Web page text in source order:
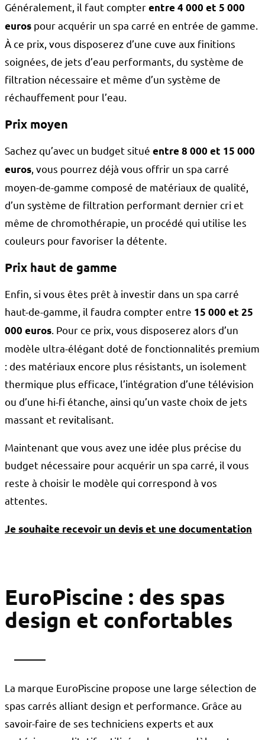
Généralement, il faut compterentre 4 000 et 5 000
euros pour acquérir un spa carré en entrée de gamme.
À ce prix, vous disposerez d’une cuve aux finitions
soignées, de jets d’eau performants, du système de
filtration nécessaire et même d’un système de
réchauffement pour l’eau.
Prix moyen
Sachez qu’avec un budget situé entre 8 000 et 15 000
euros, vous pourrez déjà vous offrir un spa carré
moyen-de-gamme composé de matériaux de qualité,
d’un système de filtration performant dernier cri et
même de chromothérapie, un procédé qui utilise les
couleurs pour favoriser la détente.
Prix haut de gamme
Enfin, si vous êtes prêt à investir dans un spa carré
haut-de-gamme, il faudra compter entre 15 000 et 25
000 euros. Pour ce prix, vous disposerez alors d’un
modèle ultra-élégant doté de fonctionnalités premium
: des matériaux encore plus résistants, un isolement
thermique plus efficace, l’intégration d’une télévision
ou d’une hi-fi étanche, ainsi qu’un vaste choix de jets
massant et revitalisant.
Maintenant que vous avez une idée plus précise du
budget nécessaire pour acquérir un spa carré, il vous
reste à choisir le modèle qui correspond à vos
attentes.
Je souhaite recevoir un devis et une documentation
EuroPiscine : des spas
design et confortables
La marque EuroPiscine propose une large sélection de
spas carrés alliant design et performance. Grâce au
savoir-faire de ses techniciens experts et aux